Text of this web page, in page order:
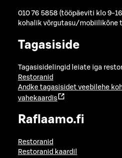
010 76 5858 (tööpäeviti klo 9-
kohalik võrgutasu/mobiilikõne
Tagasiside
Tagasisidelingid leiate iga
Restoranid
Andke tagasisidet veebilehe
vahekaardis
Raflaamo.fi
Restoranid
Restoranid kaardil